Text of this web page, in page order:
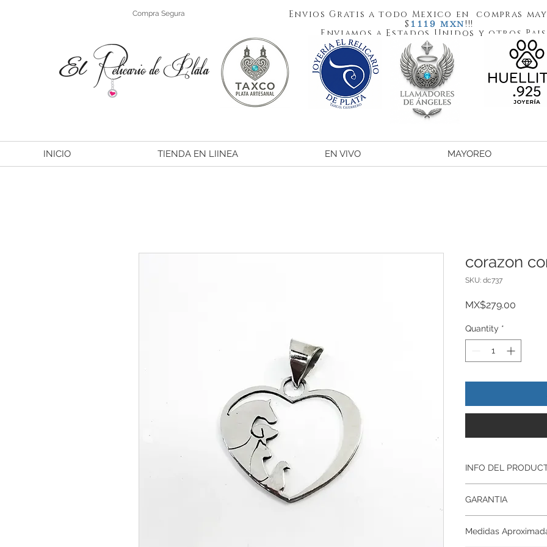
Compra Segura
Envios Gratis a todo Mexico en compras
$ 1119 MXN!!!
Enviamos a Estados Unidos y otros
INICIO TIENDA EN LIINEA EN VIVO MAYOREO
corazon
SKU: dc737
MX$279.00
Quantity *
INFO DEL
ley.925
Todos nuestros
artesanalmente ,
GARANTIA
Respaldamos
Medidas